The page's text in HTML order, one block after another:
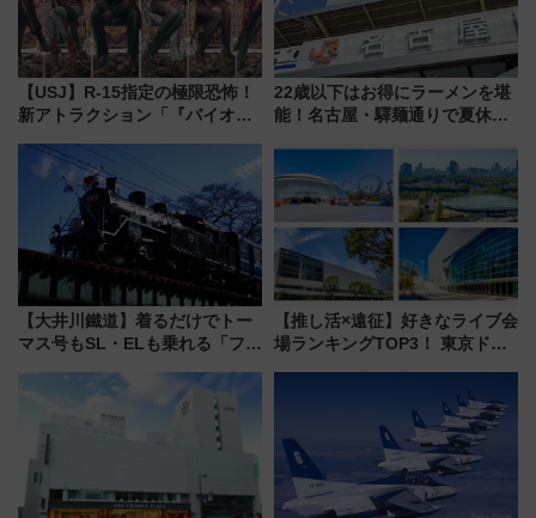
【USJ】R-15指定の極限恐怖！
新アトラクション「『バイオハ
ブ」今秋登場 ―予測不能の恐
怖に泣き叫べ―
22歳以下はお得にラーメンを堪
能！名古屋・驛麺通りで夏休み
【大井川鐵道】着るだけでトー
マス号もSL・ELも乗れる「フリ
【推し活×遠征】好きなライブ会
場ランキングTOP3！ 東京ドー